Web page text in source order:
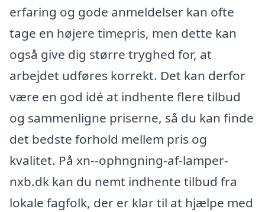
erfaring og gode anmeldelser kan ofte
tage en højere timepris, men dette kan
også give dig større tryghed for, at
arbejdet udføres korrekt. Det kan derfor
være en god idé at indhente flere tilbud
og sammenligne priserne, så du kan finde
det bedste forhold mellem pris og
kvalitet. På xn--ophngning-af-lamper-
nxb.dk kan du nemt indhente tilbud fra
lokale fagfolk, der er klar til at hjælpe med